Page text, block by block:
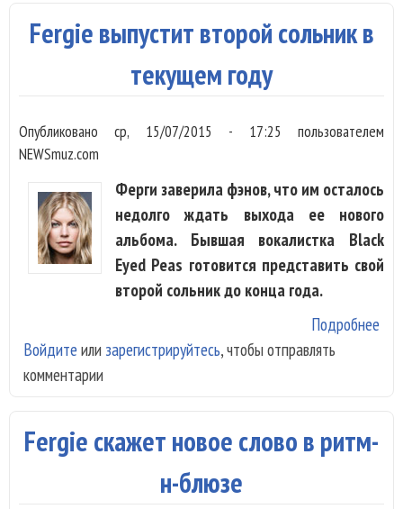
Fergie выпустит второй сольник в
текущем году
Опубликованоср, 15/07/2015 - 17:25 пользователем
NEWSmuz.com
Ферги заверила фэнов, что им осталось
недолго ждать выхода ее нового
альбома. Бывшая вокалистка Black
Eyed Peas готовится представить свой
второй сольник до конца года.
Подробнее
Войдите или зарегистрируйтесь, чтобы отправлять
комментарии
Fergie скажет новое слово в ритм-
н-блюзе